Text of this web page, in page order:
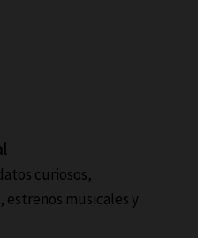
curiosos,
estrenos musicales y